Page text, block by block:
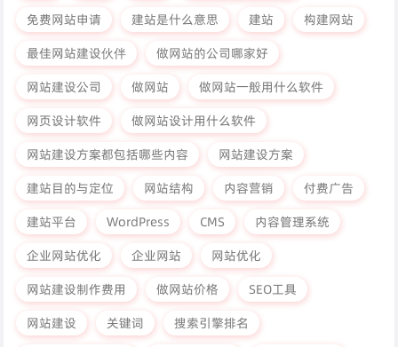
免费网站申请
建站是什么意思 建站
构建网站
最佳网站建设伙伴
做网站的公司哪家好
网站建设公司
做网站
做网站一般用什么软件
网页设计软件
做网站设计用什么软件
网站建设方案都包括哪些内容
网站建设方案
建站目的与定位
网站结构 内容营销
付费广告
建站平台
WordPress CMS
内容管理系统
企业网站优化
企业网站
网站优化
网站建设制作费用
做网站价格
SEO工具
网站建设
关键词
搜索引擎排名